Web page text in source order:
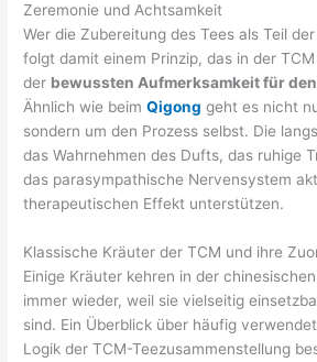
Zeremonie und Achtsamkeit
Wer die Zubereitung des Tees als Teil
folgt damit einem Prinzip, das in der
der bewussten Aufmerksamkeit für
Ähnlich wie beimQigong geht es nicht
sondern um den Prozess selbst. Die
das Wahrnehmen des Dufts, das ruhige
das parasympathische Nervensystem
therapeutischen Effekt unterstützen.
Klassische Kräuter der TCM und ihre
Einige Kräuter kehren in der
immer wieder, weil sie vielseitig
sind. Ein Überblick über häufig
Logik der TCM-Teezusammenstellung